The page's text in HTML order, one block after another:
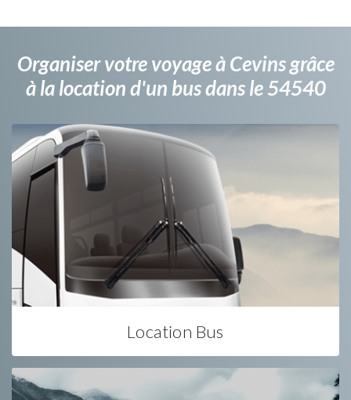
Organiser votre voyage à Cevins grâce
à la location d'un bus dans le 54540
Location Bus